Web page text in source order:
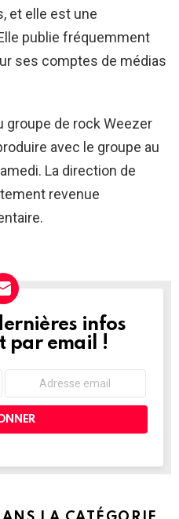
et elle est une
publie fréquemment
ses comptes de médias
groupe de rock Weezer
avec le groupe au
La direction de
revenue
infos
par email !